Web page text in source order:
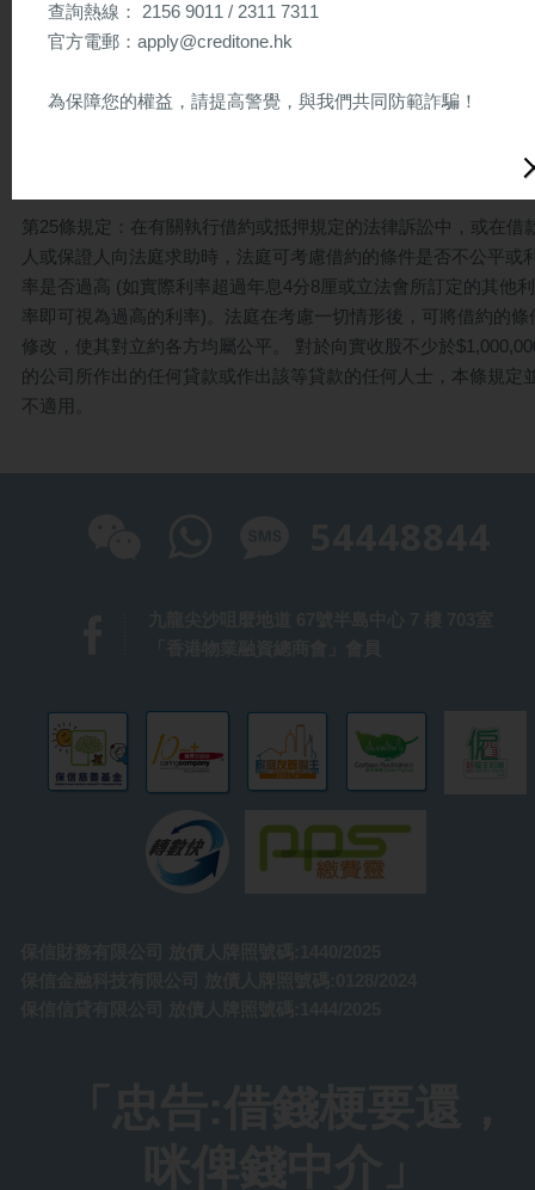
第24條規定：貸款的最高實際利率為年息6分 (「實際利率」)須
債人條例第二附表的規定計算)。凡借約所訂實際利率超過此限制
訂，但已簽訂的借約則不受影響。 對於向實收股本不少於
第25條規定：在有關執行借約或抵押規定的法律訴訟中，或在借
人或保證人向法庭求助時，法庭可考慮借約的條件是否不公平或
率是否過高 (如實際利率超過年息4分8厘或立法會所訂定的其他利
率即可視為過高的利率)。法庭在考慮一切情形後，可將借約的條
修改，使其對立約各方均屬公平。 對於向實收股不少於
的公司所作出的任何貸款或作出該等貸款的任何人士，本條規定
不適用。
查詢熱線： 2156 9011 / 2311 7311
官方電郵：apply@creditone.hk
為保障您的權益，請提高警覺，與我們共同防範詐騙！
保信信貸 敬啟